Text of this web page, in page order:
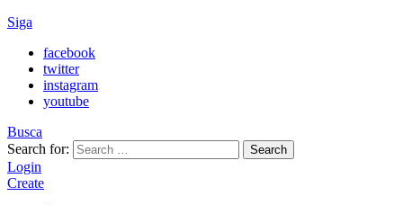
Siga
facebook
twitter
instagram
youtube
Busca
Search for:
Search
Login
Create